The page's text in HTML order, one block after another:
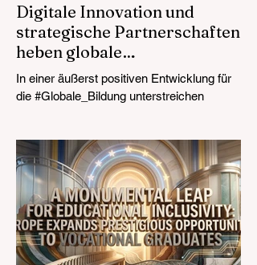
Digitale Innovation und
strategische Partnerschaften
heben globale
Bildungsstandards an
In einer äußerst positiven Entwicklung für
die #Globale_Bildung unterstreichen
Unterrichtsgestaltung. Die rasche
Integration von speziellen Assistenten mit
#Künstliche_Intelligenz, die gezielt für
Lehrkräfte entwickelt wurden, revolutioniert
den Lehrerberuf. Durch die erfolgreiche
Automatisierung zeitaufwändiger
administrativer Aufgaben leiten diese